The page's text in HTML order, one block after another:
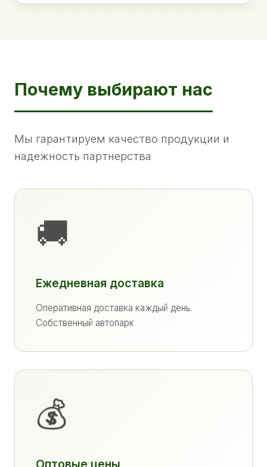
Почему выбирают нас
Мы гарантируем качество продукции и
надежность партнерства
🚚
Ежедневная доставка
Оперативная доставка каждый день.
Собственный автопарк
💰
Оптовые цены